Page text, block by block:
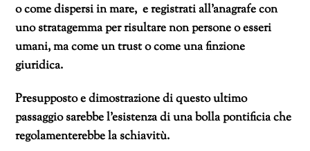
o come dispersi in mare, e registrati all’anagrafe con
uno stratagemma per risultare non persone o esseri
umani, ma come un trust o come una finzione
giuridica.
Presupposto e dimostrazione di questo ultimo
passaggio sarebbe l’esistenza di una bolla pontificia che
regolamenterebbe la schiavitù.